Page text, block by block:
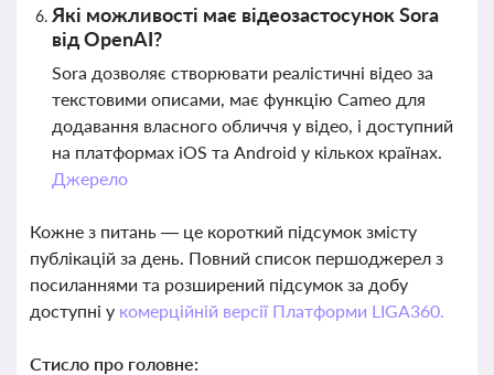
Які можливості має відеозастосунок Sora
від OpenAI?
Sora дозволяє створювати реалістичні відео за
текстовими описами, має функцію Cameo для
додавання власного обличчя у відео, і доступний
на платформах iOS та Android у кількох країнах.
Джерело
Кожне з питань — це короткий підсумок змісту
публікацій за день. Повний список першоджерел з
посиланнями та розширений підсумок за добу
доступні у комерційній версії Платформи LIGA360.
Стисло про головне: